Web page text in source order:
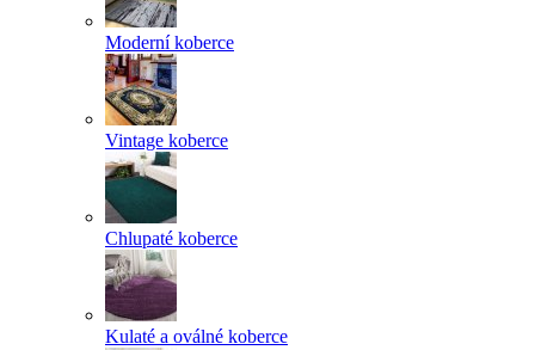
Moderní koberce
Vintage koberce
Chlupaté koberce
Kulaté a oválné koberce